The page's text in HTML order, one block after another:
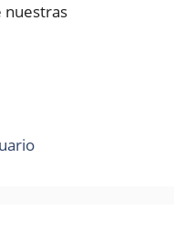
nuestras